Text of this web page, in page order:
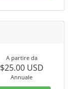
A partire da
$25.00 USD
Annuale